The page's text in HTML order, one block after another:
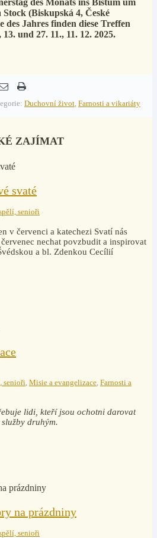
des Monats ins Bistum um
(Biskupská 4, České
des Jahres finden diese Treffen
und 27. 11., 11. 12. 2025.
Duchovní život, Farnosti a vikariáty
ZAJÍMAT
svaté
senioři
v červenci a katechezi Svatí nás
nechat povzbudit a inspirovat
a bl. Zdenkou Cecílií
senioři, Misie a evangelizace, Farnosti a
lidi, kteří jsou ochotni darovat
druhým.
na prázdniny
senioři